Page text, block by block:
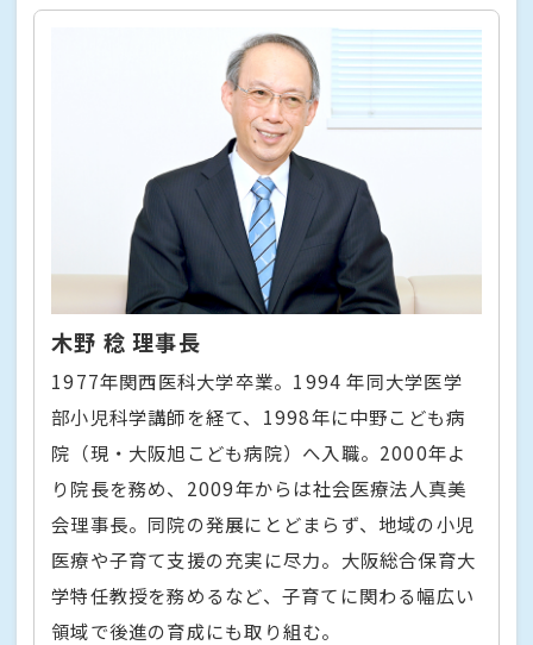
木野 稔 理事長
1977年関西医科大学卒業。1994 年同大学医学
部小児科学講師を経て、1998年に中野こども病
院（現・大阪旭こども病院）へ入職。2000年よ
り院長を務め、2009年からは社会医療法人真美
会理事長。同院の発展にとどまらず、地域の小児
医療や子育て支援の充実に尽力。大阪総合保育大
学特任教授を務めるなど、子育てに関わる幅広い
領域で後進の育成にも取り組む。